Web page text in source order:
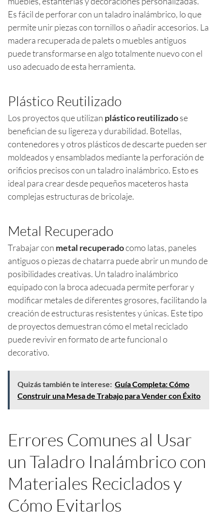
Es fácil de perforar con un taladro inalámbrico, lo que
permite unir piezas con tornillos o añadir accesorios. La
madera recuperada de palets o muebles antiguos
puede transformarse en algo totalmente nuevo con el
uso adecuado de esta herramienta.
Plástico Reutilizado
Los proyectos que utilizan plástico reutilizadose
benefician de su ligereza y durabilidad. Botellas,
contenedores y otros plásticos de descarte pueden ser
moldeados y ensamblados mediante la perforación de
orificios precisos con un taladro inalámbrico. Esto es
ideal para crear desde pequeños maceteros hasta
complejas estructuras de bricolaje.
Metal Recuperado
Trabajar con metal recuperadocomo latas, paneles
antiguos o piezas de chatarra puede abrir un mundo de
posibilidades creativas. Un taladro inalámbrico
equipado con la broca adecuada permite perforar y
modificar metales de diferentes grosores, facilitando la
creación de estructuras resistentes y únicas. Este tipo
de proyectos demuestran cómo el metal reciclado
puede revivir en formato de arte funcional o
decorativo.
Quizás también te interese: Guía Completa: Cómo
Construir una Mesa de Trabajo para Vender con Éxito
Errores Comunes al Usar
un Taladro Inalámbrico con
Materiales Reciclados y
Cómo Evitarlos